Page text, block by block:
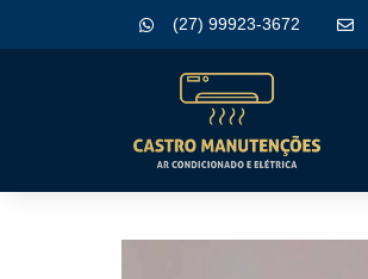
(27) 99923-3672